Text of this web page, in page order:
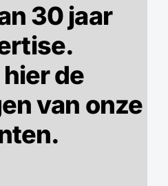
30 jaar
de
van onze